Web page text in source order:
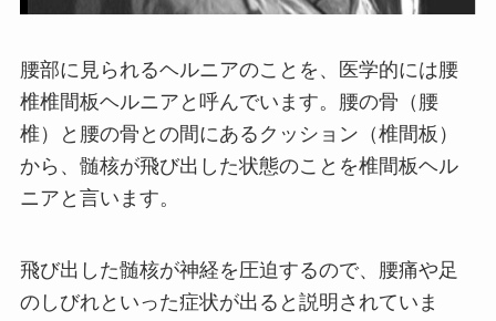
腰部に見られるヘルニアのことを、医学的には腰
椎椎間板ヘルニアと呼んでいます。腰の骨（腰
椎）と腰の骨との間にあるクッション（椎間板）
から、髄核が飛び出した状態のことを椎間板ヘル
ニアと言います。
飛び出した髄核が神経を圧迫するので、腰痛や足
のしびれといった症状が出ると説明されていま